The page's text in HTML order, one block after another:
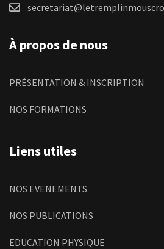
À propos de nous
PRÉSENTATION & INSCRIPTION
NOS FORMATIONS
Liens utiles
NOS EVENEMENTS
NOS PUBLICATIONS
EDUCATION PHYSIQUE